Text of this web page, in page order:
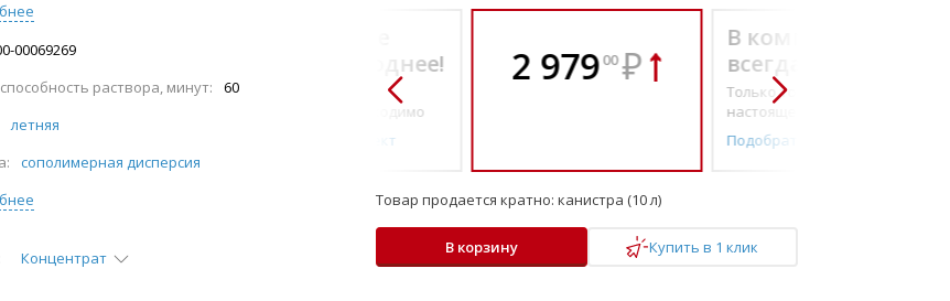
00069269
раствора, минут:
60
летняя
сополимерная дисперсия
Концентрат
всегда выгоднее!
настоящему необходимо
Подобрать комплект
2 97900 ₽
В комплекте
всегда выгоднее!
Только то, что по-
настоящему необходимо
Подобрать комплект
Товар продается кратно: канистра (10 л)
В корзину Купить в 1 клик